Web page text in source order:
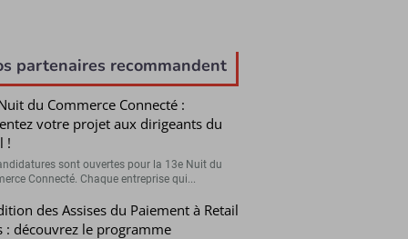
partenaires recommandent
du Commerce Connecté :
votre projet aux dirigeants du
!
sont ouvertes pour la 13e Nuit du
Connecté. Chaque entreprise qui...
des Assises du Paiement à Retail
: découvrez le programme